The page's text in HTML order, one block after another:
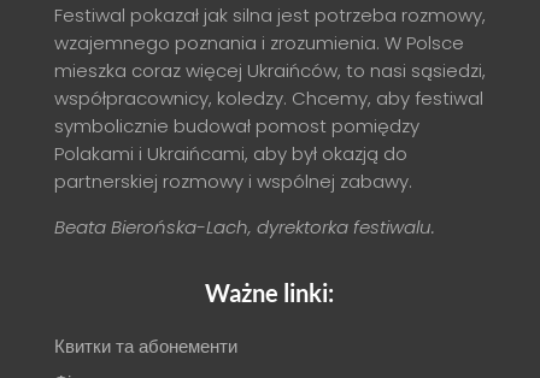
Festiwal pokazał jak silna jest potrzeba rozmowy,
wzajemnego poznania i zrozumienia. W Polsce
mieszka coraz więcej Ukraińców, to nasi sąsiedzi,
współpracownicy, koledzy. Chcemy, aby festiwal
symbolicznie budował pomost pomiędzy
Polakami i Ukraińcami, aby był okazją do
partnerskiej rozmowy i wspólnej zabawy.
Beata Bierońska-Lach, dyrektorka festiwalu.
Ważne linki:
Квитки та абонементи